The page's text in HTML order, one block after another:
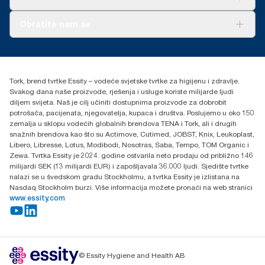
+385 913 900 004
H-1021 Budapest
Budakeszi út 51.
Tork, brend tvrtke Essity – vodeće svjetske tvrtke za higijenu i zdravlje.
Svakog dana naše proizvode, rješenja i usluge koriste milijarde ljudi
diljem svijeta. Naš je cilj učiniti dostupnima proizvode za dobrobit
potrošača, pacijenata, njegovatelja, kupaca i društva. Poslujemo u oko 150
zemalja u sklopu vodećih globalnih brendova TENA i Tork, ali i drugih
snažnih brendova kao što su Actimove, Cutimed, JOBST, Knix, Leukoplast,
Libero, Libresse, Lotus, Modibodi, Nosotras, Saba, Tempo, TOM Organic i
Zewa. Tvrtka Essity je 2024. godine ostvarila neto prodaju od približno 146
milijardi SEK (13 milijardi EUR) i zapošljavala 36.000 ljudi. Sjedište tvrtke
nalazi se u švedskom gradu Stockholmu, a tvrtka Essity je izlistana na
Nasdaq Stockholm burzi. Više informacija možete pronaći na web stranici
www.essity.com
© Essity Hygiene and Health AB